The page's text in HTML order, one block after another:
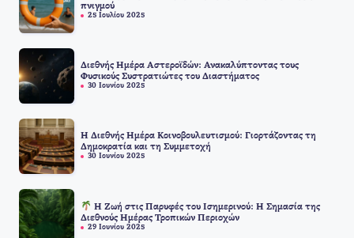
πνιγμού
25 Ιουλίου 2025
Διεθνής Ημέρα Αστεροϊδών: Ανακαλύπτοντας τους
Φυσικούς Συστρατιώτες του Διαστήματος
30 Ιουνίου 2025
Η Διεθνής Ημέρα Κοινοβουλευτισμού: Γιορτάζοντας τη
Δημοκρατία και τη Συμμετοχή
30 Ιουνίου 2025
Η Ζωή στις Παρυφές του Ισημερινού: Η Σημασία της
Διεθνούς Ημέρας Τροπικών Περιοχών
29 Ιουνίου 2025